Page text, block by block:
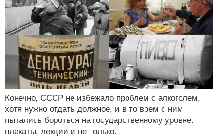
Конечно, СССР не избежало проблем с алкоголем,
хотя нужно отдать должное, и в то врем с ним
пытались бороться на государственному уровне:
плакаты, лекции и не только.